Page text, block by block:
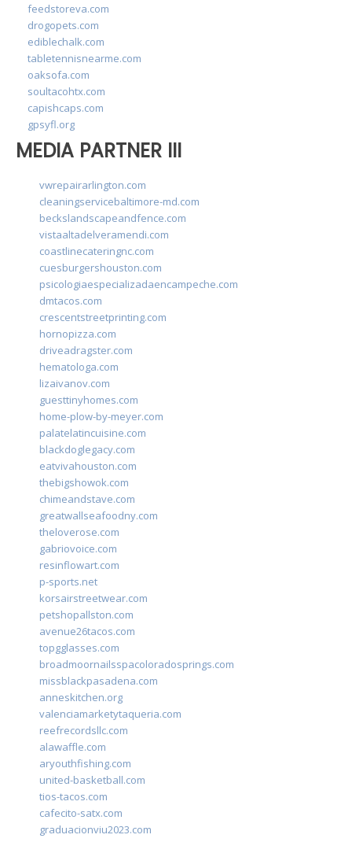
feedstoreva.com
drogopets.com
ediblechalk.com
tabletennisnearme.com
oaksofa.com
soultacohtx.com
capishcaps.com
gpsyfl.org
MEDIA PARTNER III
vwrepairarlington.com
cleaningservicebaltimore-md.com
beckslandscapeandfence.com
vistaaltadelveramendi.com
coastlinecateringnc.com
cuesburgershouston.com
psicologiaespecializadaencampeche.com
dmtacos.com
crescentstreetprinting.com
hornopizza.com
driveadragster.com
hematologa.com
lizaivanov.com
guesttinyhomes.com
home-plow-by-meyer.com
palatelatincuisine.com
blackdoglegacy.com
eatvivahouston.com
thebigshowok.com
chimeandstave.com
greatwallseafoodny.com
theloverose.com
gabriovoice.com
resinflowart.com
p-sports.net
korsairstreetwear.com
petshopallston.com
avenue26tacos.com
topgglasses.com
broadmoornailsspacoloradosprings.com
missblackpasadena.com
anneskitchen.org
valenciamarketytaqueria.com
reefrecordsllc.com
alawaffle.com
aryouthfishing.com
united-basketball.com
tios-tacos.com
cafecito-satx.com
graduacionviu2023.com